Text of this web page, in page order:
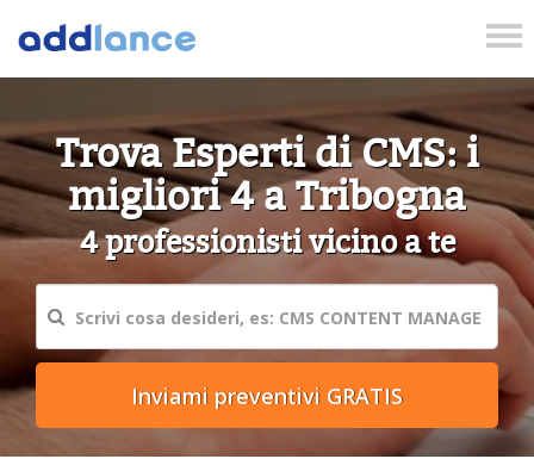
Trova Esperti di CMS: i
migliori 4 a Tribogna
4 professionisti vicino a te